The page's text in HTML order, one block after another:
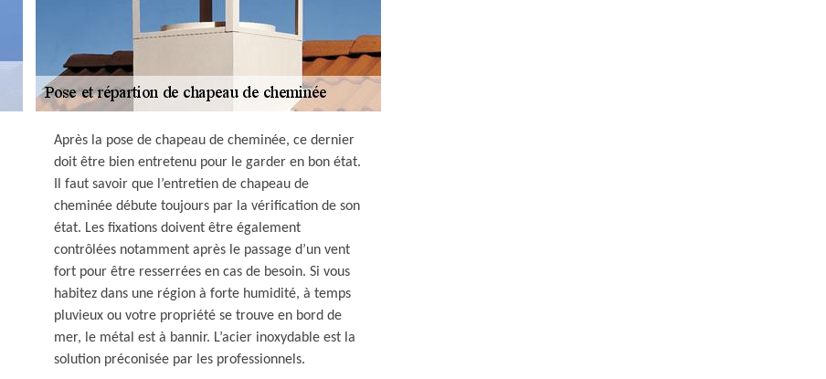
Après la pose de chapeau de cheminée, ce dernier
doit être bien entretenu pour le garder en bon état.
Il faut savoir que l’entretien de chapeau de
cheminée débute toujours par la vérification de son
état. Les fixations doivent être également
contrôlées notamment après le passage d’un vent
fort pour être resserrées en cas de besoin. Si vous
habitez dans une région à forte humidité, à temps
pluvieux ou votre propriété se trouve en bord de
mer, le métal est à bannir. L’acier inoxydable est la
solution préconisée par les professionnels.